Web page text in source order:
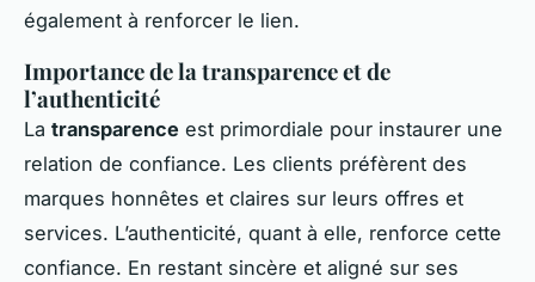
également à renforcer le lien.
Importance de la transparence et de
l’authenticité
La transparence est primordiale pour instaurer une
relation de confiance. Les clients préfèrent des
marques honnêtes et claires sur leurs offres et
services. L’authenticité, quant à elle, renforce cette
confiance. En restant sincère et aligné sur ses